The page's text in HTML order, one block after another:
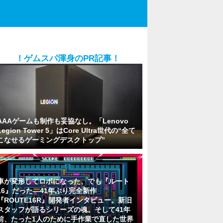
！ゲムスパ渾身のPR記事！
ゲームも制作も妥協なし。「Lenovo
Tower 5」はCore Ultra世代の“全て
なせるゲーミングデスクトップ”
が変形してロボになった、でも『ルート
』だった―41年ぶり完全新作
ROUTE16R』開発者インタビュー。新旧
タッフが語るシリーズの魂。そして41年
、たった1人のために手作業で直した世界